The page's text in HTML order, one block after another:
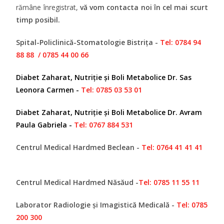
rămâne înregistrat, vă vom contacta noi în cel mai scurt
timp posibil.
Spital-Policlinică-Stomatologie Bistrița - Tel: 0784 94
88 88 / 0785 44 00 66
Diabet Zaharat, Nutriție și Boli Metabolice Dr. Sas
Leonora Carmen - Tel: 0785 03 53 01
Diabet Zaharat, Nutriție și Boli Metabolice Dr. Avram
Paula Gabriela - Tel: 0767 884 531
Centrul Medical Hardmed Beclean - Tel: 0764 41 41 41
Centrul Medical Hardmed Năsăud -Tel: 0785 11 55 11
Laborator Radiologie și Imagistică Medicală - Tel: 0785
200 300